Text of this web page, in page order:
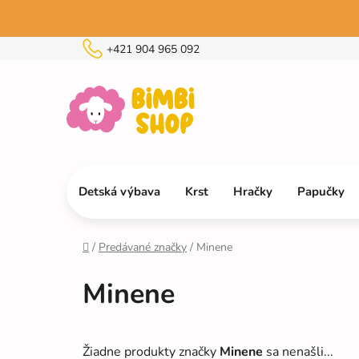
+421 904 965 092
Detská výbava Krst Hračky Papučky
/ Predávané značky / Minene
Minene
Žiadne produkty značky Minene sa nenašli...